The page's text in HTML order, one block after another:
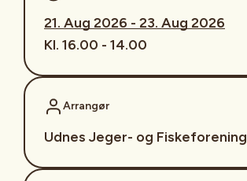
21. Aug 2026 - 23. Aug 2026
Kl. 16.00 - 14.00
Arrangør
Udnes Jeger- og Fiskeforening